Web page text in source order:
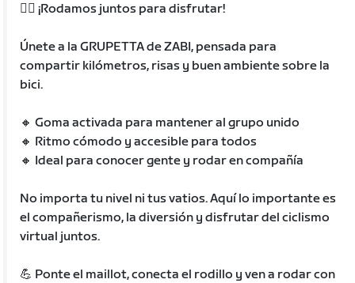
🚴‍♂️ ¡Rodamos juntos para disfrutar!
Únete a la GRUPETTA de ZABI, pensada para
compartir kilómetros, risas y buen ambiente sobre la
bici.
🔸 Goma activada para mantener al grupo unido
🔸 Ritmo cómodo y accesible para todos
🔸 Ideal para conocer gente y rodar en compañía
No importa tu nivel ni tus vatios. Aquí lo importante es
el compañerismo, la diversión y disfrutar del ciclismo
virtual juntos.
💪 Ponte el maillot, conecta el rodillo y ven a rodar con